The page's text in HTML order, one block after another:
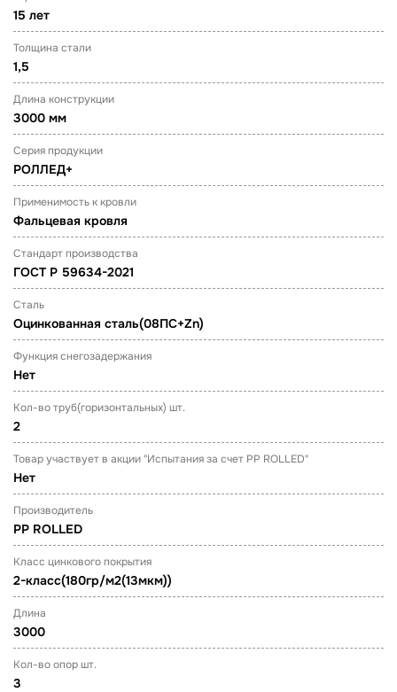
15 лет
Толщина стали
1,5
Длина конструкции
3000 мм
Серия продукции
РОЛЛЕД+
Применимость к кровли
Фальцевая кровля
Стандарт производства
ГОСТ Р 59634-2021
Сталь
Оцинкованная сталь(08ПС+Zn)
Функция снегозадержания
Нет
Кол-во труб(горизонтальных) шт.
2
Товар участвует в акции "Испытания за счет PP ROLLED"
Нет
Производитель
PP ROLLED
Класс цинкового покрытия
2-класс(180гр/м2(13мкм))
Длина
3000
Кол-во опор шт.
3